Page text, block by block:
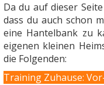
Da du auf dieser
dass du auch schon
eine Hantelbank zu
eigenen kleinen
die Folgenden:
Training Zuhause: